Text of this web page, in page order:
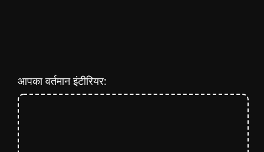
आपका वर्तमान इंटीरियर: